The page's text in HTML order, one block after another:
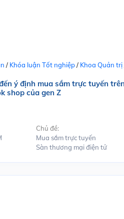
/ Khóa luận Tốt nghiệp/ Khoa Quản trị
ý định mua sắm trực tuyến
shop của gen Z
Chủ đề:
Mua sắm trực tuyến
Sàn thương mại điện tử